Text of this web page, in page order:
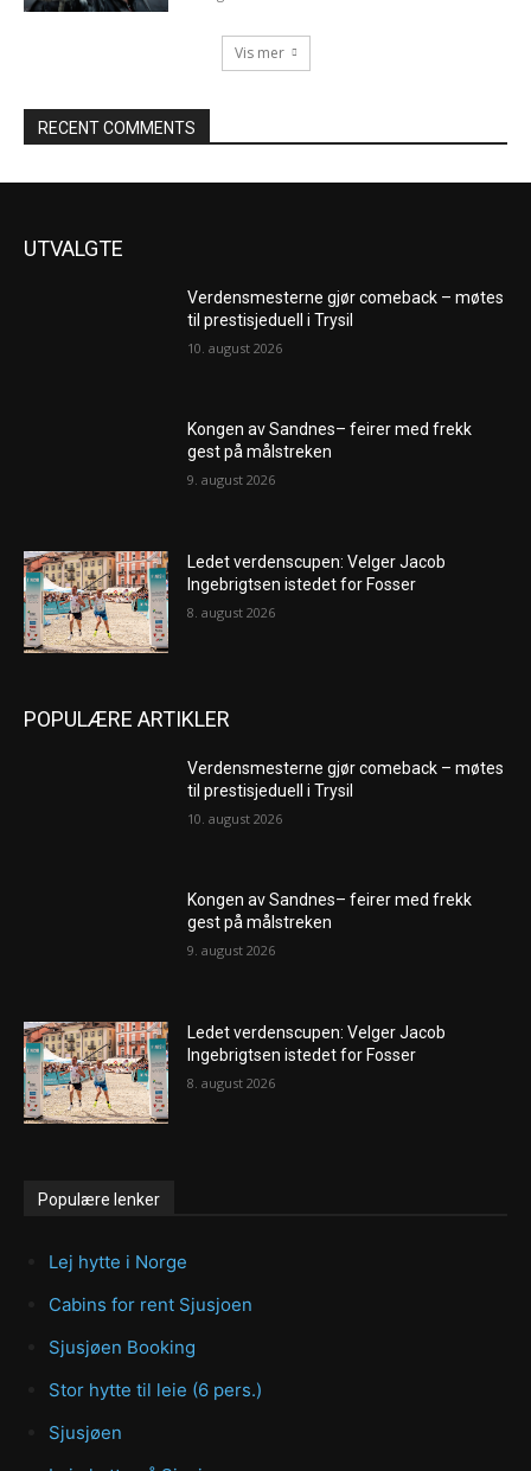
Vis mer
RECENT COMMENTS
UTVALGTE
Verdensmesterne gjør comeback – møtes
til prestisjeduell i Trysil
10. august 2026
Kongen av Sandnes– feirer med frekk
gest på målstreken
9. august 2026
Ledet verdenscupen: Velger Jacob
Ingebrigtsen istedet for Fosser
8. august 2026
POPULÆRE ARTIKLER
Verdensmesterne gjør comeback – møtes
til prestisjeduell i Trysil
10. august 2026
Kongen av Sandnes– feirer med frekk
gest på målstreken
9. august 2026
Ledet verdenscupen: Velger Jacob
Ingebrigtsen istedet for Fosser
8. august 2026
Populære lenker
Lej hytte i Norge
Cabins for rent Sjusjoen
Sjusjøen Booking
Stor hytte til leie (6 pers.)
Sjusjøen